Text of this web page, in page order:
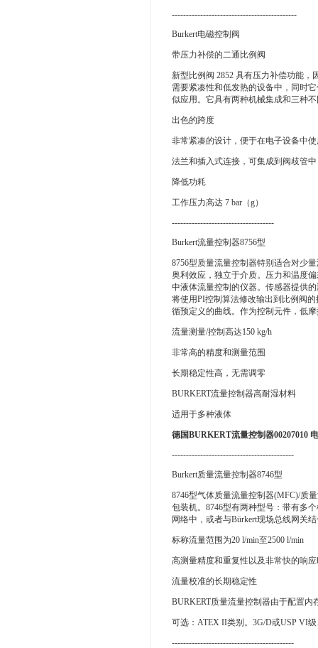
--------------------------------------------
Burkert电磁控制阀
带压力补偿的二通比例阀
新型比例阀 2852 具有压力补偿功能
需要紧凑性和低发热的设备中，同时
似应用。它具有两种机械集成和三种
出色的跨度
非常紧凑的设计，便于在电子设备中
法兰和插入式连接，可集成到阀歧管中
降低功耗
工作压力高达 7 bar（g）
------------------------------------
Burkert流量控制器8756型
8756型质量流量控制器特别适合对少
奥利效应，独立于介质。压力和温度
中液体流量控制的仪器。传感器提供
将使用PI控制算法修改输出到比例阀
循预定义的曲线。作为控制元件，低
流量测量/控制高达150 kg/h
非常高的精度和测量范围
长期稳定性高，无需调零
BURKERT流量控制器高耐湿材料
适用于多种液体
德国BURKERT流量控制器00207010
-------------------------------------------
Burkert质量流量控制器8746型
8746型气体质量流量控制器(MFC)/质
包装机。8746型有两种型号：带有多
网络中，或者与Bürkert现场总线网关
标称流量范围为20 l/min至2500 l/min
高测量精度和重复性以及非常快的响
流量校准的长期稳定性
BURKERT质量流量控制器由于配置内
可选：ATEX II类别。3G/D或USP VI
-------------------------------------------